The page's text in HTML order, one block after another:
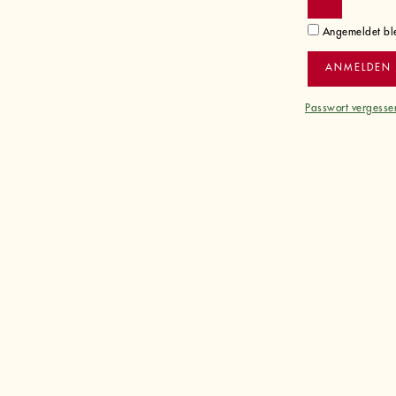
Angemeldet
ANMELDEN
Passwort